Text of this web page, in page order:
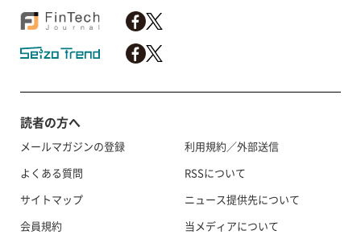
読者の方へ
メールマガジンの登録
よくある質問
サイトマップ
会員規約
利用規約／外部送信
RSSについて
ニュース提供先について
当メディアについて